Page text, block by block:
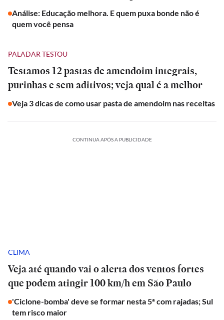
Análise: Educação melhora. E quem puxa bonde não é
quem você pensa
PALADAR TESTOU
Testamos 12 pastas de amendoim integrais,
purinhas e sem aditivos; veja qual é a melhor
Veja 3 dicas de como usar pasta de amendoim nas receitas
CONTINUA APÓS A PUBLICIDADE
CLIMA
Veja até quando vai o alerta dos ventos fortes
que podem atingir 100 km/h em São Paulo
'Ciclone-bomba' deve se formar nesta 5ª com rajadas; Sul
tem risco maior